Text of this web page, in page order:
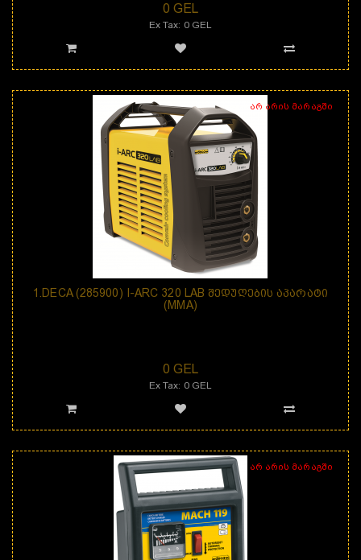
0 GEL
Ex Tax: 0 GEL
არ არის მარაგში
1.DECA (285900) I-ARC 320 LAB ᲨᲔᲓᲣᲦᲔᲑᲘᲡ ᲐᲞᲐᲠᲐᲢᲘ
(MMA)
0 GEL
Ex Tax: 0 GEL
არ არის მარაგში